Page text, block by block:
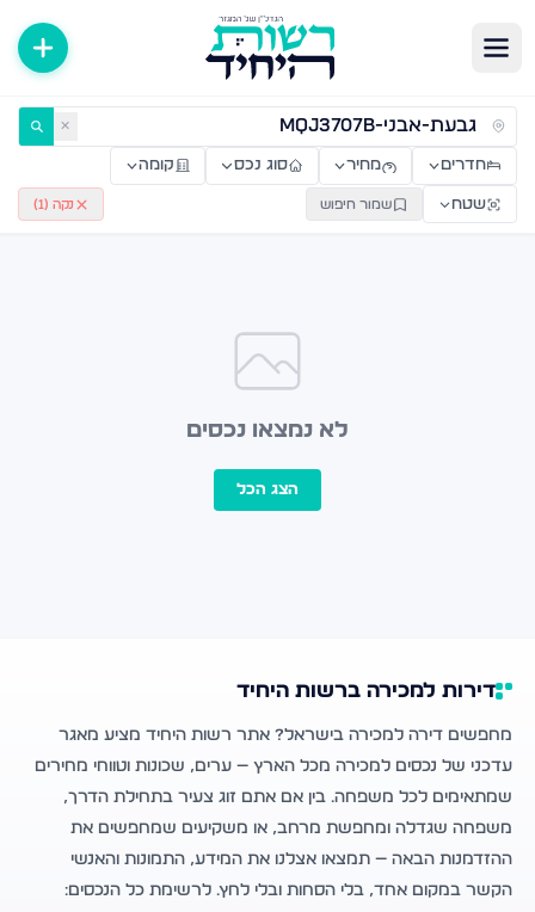
דירות למכירה ולהשכרה — רשות היחיד ✕
חדרים מחיר סוג נכס קומה
שטח שמור חיפוש נקה ( 1
)
לא נמצאו נכסים
הצג הכל
דירות למכירה ברשות היחיד
מחפשים דירה למכירה בישראל? אתר רשות היחיד מציע מאגר
עדכני של נכסים למכירה מכל הארץ — ערים, שכונות וטווחי מחירים
שמתאימים לכל משפחה. בין אם אתם זוג צעיר בתחילת הדרך,
משפחה שגדלה ומחפשת מרחב, או משקיעים שמחפשים את
ההזדמנות הבאה — תמצאו אצלנו את המידע, התמונות והאנשי
הקשר במקום אחד, בלי הסחות ובלי לחץ. לרשימת כל הנכסים: